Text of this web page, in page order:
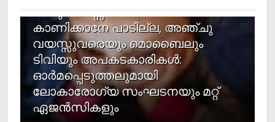
രണ്ടു വയസ്സില്‍ താഴെ സ്‌ക്രീന്‍
കാണിക്കാനേ പാടില്ല, അഞ്ചു
വയസ്സുവരെയും മൊബൈലും
ടിവിയും അപകടകാരികള്‍:
ഓര്‍മപ്പെടുത്തലുമായി
ലോകാരോഗ്യ സംഘടനയും മറ്റ്
ഏജന്‍സികളും